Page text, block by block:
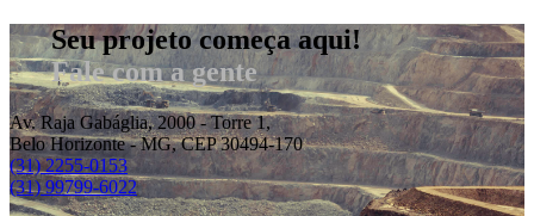
Seu projeto começa aqui!
Fale com a gente
Av. Raja Gabáglia, 2000 - Torre 1,
Belo Horizonte - MG, CEP 30494-170
(31) 2255-0153
(31) 99799-6022